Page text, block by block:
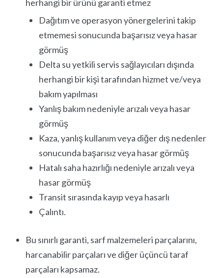
herhangi bir ürünü garanti etmez
Dağıtım ve operasyon yönergelerini takip
etmemesi sonucunda başarısız veya hasar
görmüş
Delta su yetkili servis sağlayıcıları dışında
herhangi bir kişi tarafından hizmet ve/veya
bakım yapılması
Yanlış bakım nedeniyle arızalı veya hasar
görmüş
Kaza, yanlış kullanım veya diğer dış nedenler
sonucunda başarısız veya hasar görmüş
Hatalı saha hazırlığı nedeniyle arızalı veya
hasar görmüş
Transit sırasında kayıp veya hasarlı
Çalıntı.
Bu sınırlı garanti, sarf malzemeleri parçalarını,
harcanabilir parçaları ve diğer üçüncü taraf
parçaları kapsamaz.